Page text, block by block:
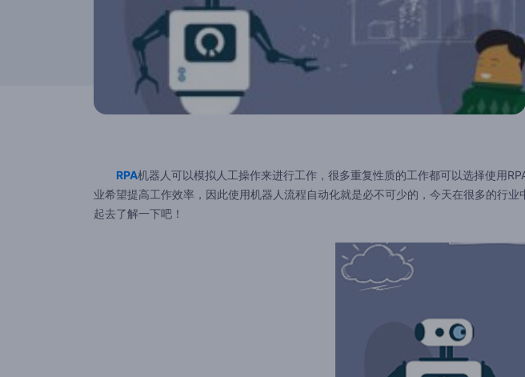
RPA机器人可以模拟人工操作来进行工作，很多重复性质的工作都可以选择使用
业希望提高工作效率，因此使用机器人流程自动化就是必不可少的，今天在很多的行
起去了解一下吧！